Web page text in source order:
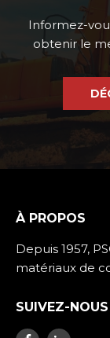
Informez-
obtenir le
À PROPOS
Depuis 1957,
matériaux de
SUIVEZ-NOUS